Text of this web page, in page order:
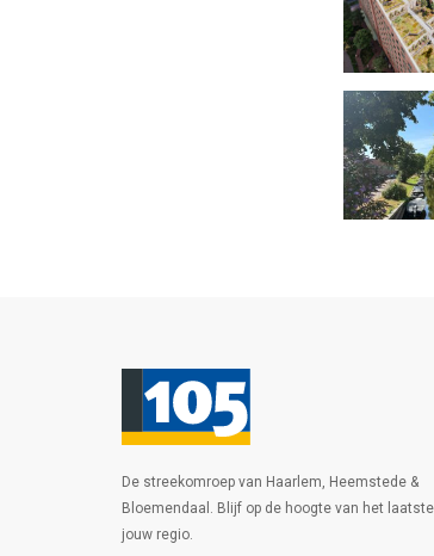
De streekomroep van Haarlem, Heemstede &
Bloemendaal. Blijf op de hoogte van het
jouw regio.